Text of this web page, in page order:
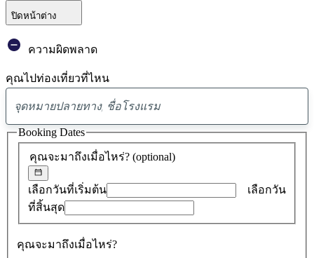
ปิดหน้าต่าง
ความผิดพลาด
คุณไปท่องเที่ยวที่ไหน
พบ
ข้อ
เสนอ
0
คุณจะมาถึงเมื่อไหร่? (optional)
เลือกวันที่เริ่มต้น
เลือกวัน
ที่สิ้นสุด
คุณจะมาถึงเมื่อไหร่?
Booking Dates